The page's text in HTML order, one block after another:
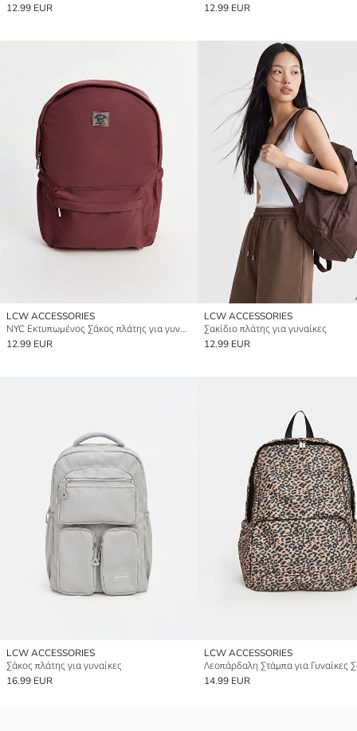
12.99 EUR
12.99 EUR
LCW ACCESSORIES
NYC Εκτυπωμένος Σάκος πλάτης για γυναίκες
12.99 EUR
LCW ACCESSORIES
Σακίδιο πλάτης για γυναίκες
12.99 EUR
LCW ACCESSORIES
Σάκος πλάτης για γυναίκες
16.99 EUR
LCW ACCESSORIES
14.99 EUR